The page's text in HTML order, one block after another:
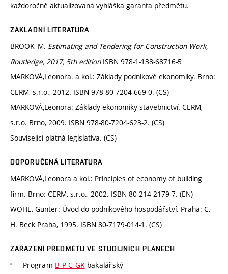
každoročně aktualizovaná vyhláška garanta předmětu.
ZÁKLADNÍ LITERATURA
BROOK, M. Estimating and Tendering for Construction Work,
Routledge, 2017, 5th editionISBN 978-1-138-68716-5
MARKOVÁ,Leonora. a kol.: Základy podnikové ekonomiky. Brno:
CERM, s.r.o., 2012. ISBN 978-80-7204-669-0. (CS)
MARKOVÁ,Leonora: Základy ekonomiky stavebnictví. CERM,
s.r.o. Brno, 2009. ISBN 978-80-7204-623-2. (CS)
Související platná legislativa. (CS)
DOPORUČENÁ LITERATURA
MARKOVÁ,Leonora a kol.: Principles of economy of building
firm. Brno: CERM, s.r.o., 2002. ISBN 80-214-2179-7. (EN)
WOHE, Gunter: Úvod do podnikového hospodářství. Praha: C.
H. Beck Praha, 1995. ISBN 80-7179-014-1. (CS)
ZAŘAZENÍ PŘEDMĚTU VE STUDIJNÍCH PLÁNECH
Program B-P-C-GKbakalářský